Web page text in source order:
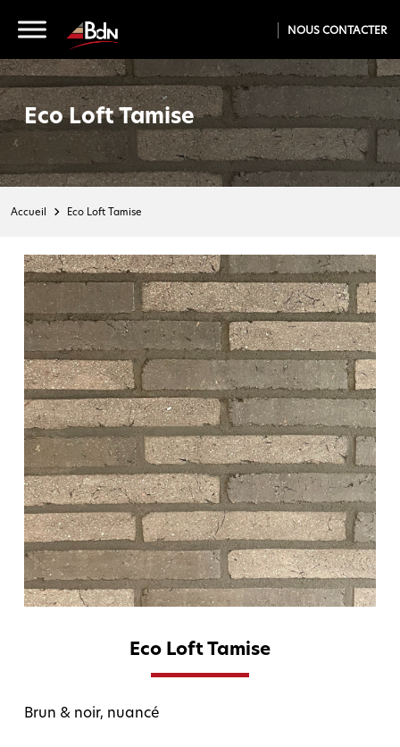
NOUS CONTACTER
Eco Loft Tamise
Accueil Eco Loft Tamise
Eco Loft Tamise
Brun & noir, nuancé